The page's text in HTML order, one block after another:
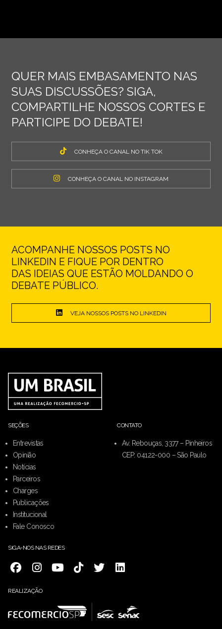
QUER MAIS EMBASAMENTO NAS
SUAS DISCUSSÕES? SIGA,
COMPARTILHE NOSSOS CORTES E
PARTICIPE DO DEBATE!
CONHEÇA O CANAL NO TIK TOK
CONHEÇA O CANAL NO INSTAGRAM
ACOMPANHE NOSSOS POSTS NO
LINKEDIN E FIQUE POR DENTRO
DAS IDEIAS QUE ESTÃO MOLDANDO O
DEBATE PÚBLICO.
VEJA NOSSOS POSTS NO LINKEDIN
SEÇÕES
Entrevistas
Opinião
Notícias
Parceiros
Charges
Publicações
Institucional
Fale Conosco
CONTATO
Av. Rebouças, 3377 – Pinheiros
CEP: 04122-000 – São Paulo
SIGA-NOS NAS REDES
REALIZAÇÃO